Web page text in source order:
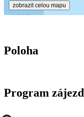
zobrazit celou mapu
Poloha
Program